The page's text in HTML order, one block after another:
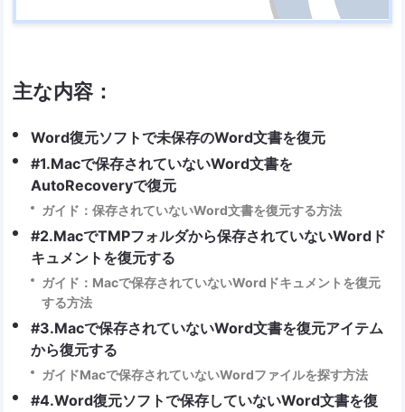
主な内容：
Word復元ソフトで未保存のWord文書を復元
#1.Macで保存されていないWord文書を
AutoRecoveryで復元
ガイド：保存されていないWord文書を復元する方法
#2.MacでTMPフォルダから保存されていないWordド
キュメントを復元する
ガイド：Macで保存されていないWordドキュメントを復元
する方法
#3.Macで保存されていないWord文書を復元アイテム
から復元する
ガイドMacで保存されていないWordファイルを探す方法
#4.Word復元ソフトで保存していないWord文書を復